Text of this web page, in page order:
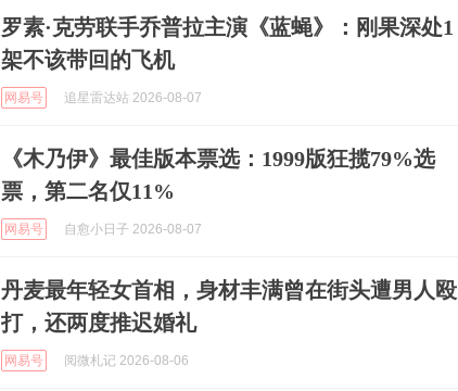
罗素·克劳联手乔普拉主演《蓝蝇》：刚果深处1
架不该带回的飞机
网易号 追星雷达站 2026-08-07
《木乃伊》最佳版本票选：1999版狂揽79%选
票，第二名仅11%
网易号 自愈小日子 2026-08-07
丹麦最年轻女首相，身材丰满曾在街头遭男人殴
打，还两度推迟婚礼
网易号 阅微札记 2026-08-06